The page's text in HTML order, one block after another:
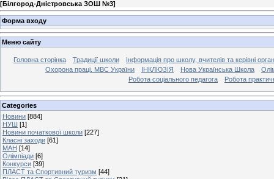
[Білгород-Дністровська ЗОШ №3]
Форма входу
Меню сайту
Головна сторінка Традиції школи
Інформація про школу, вчителів та керівні
Охорона праці. МВС України
ІНКЛЮЗІЯ Нова Українська Школа
Робота соціального педагога
Робота
Categories
Новини [884]
НУШ [1]
Новини початкової школи [227]
Класні заходи [61]
МАН [14]
Олімпіади [6]
Конкурси [39]
ПЛАСТ та Спортивний туризм [44]